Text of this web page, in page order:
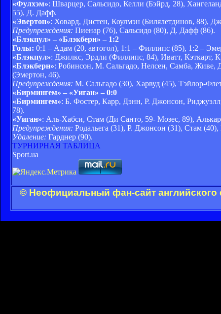
«Фулхэм»: Шварцер, Сальсидо, Келли (Бэйрд, 28),
55), Д. Дафф.
«Эвертон»: Ховард, Дистен, Коулмэн (Билялетдинов, 88),
Предупреждения: Пиенар (76), Сальсидо (80), Д. Дафф (86).
«Блэкпул» – «Блэкберн» – 1:2
Голы: 0:1 – Адам (20, автогол), 1:1 – Филлипс (85), 1:2 –
«Блэкпул»: Джилкс, Эрдли (Филлипс, 84), Иватт, Кэткарт,
«Блэкберн»: Робинсон, М. Сальгадо, Нелсен, Самба,
(Эмертон, 46).
Предупреждения: М. Сальгадо (30), Харвуд (45), Тэйлор-
«Бирмингем» – «Уиган» – 0:0
«Бирмингем»: Б. Фостер, Карр, Дэнн, Р. Джонсон,
78).
«Уиган»: Аль-Хабси, Стам (Ди Санто, 59- Мозес, 89),
Предупреждения: Родальега (31), Р. Джонсон (31), Стам
Удаление: Гарднер (90).
ТУРНИРНАЯ ТАБЛИЦА
Sport.ua
© Неофициальный фан-сайт английского